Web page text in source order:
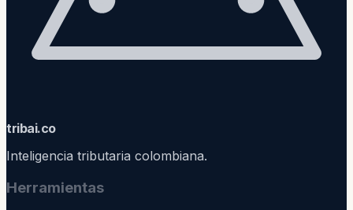
tribai.co
Inteligencia tributaria colombiana.
Herramientas